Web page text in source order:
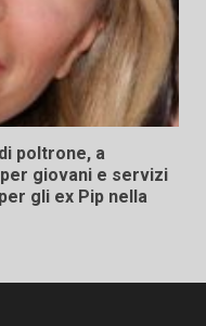
poltrone, a
giovani e servizi
gli ex Pip nella